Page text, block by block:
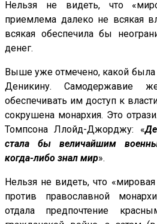
Нельзя не видеть, что
приемлема далеко не всякая
всякая обеспечила бы
денег.
Выше уже отмечено, какой
Деникину. Самодержавие
обеспечивать им доступ к
сокрушена монархия. Это
Томпсона Ллойд-Джорджу: «
стала бы величайшим
когда-либо знал мир».
Нельзя не видеть, что
против православной
отдала предпочтение